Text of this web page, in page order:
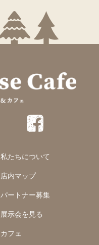
私たちについて
店内マップ
パートナー募集
展示会を見る
カフェ